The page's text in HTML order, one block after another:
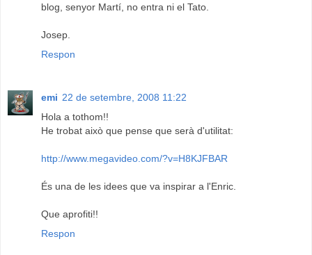
blog, senyor Martí, no entra ni el Tato.
Josep.
Respon
emi 22 de setembre, 2008 11:22
Hola a tothom!!
He trobat això que pense que serà d'utilitat:
http://www.megavideo.com/?v=H8KJFBAR
És una de les idees que va inspirar a l'Enric.
Que aprofiti!!
Respon